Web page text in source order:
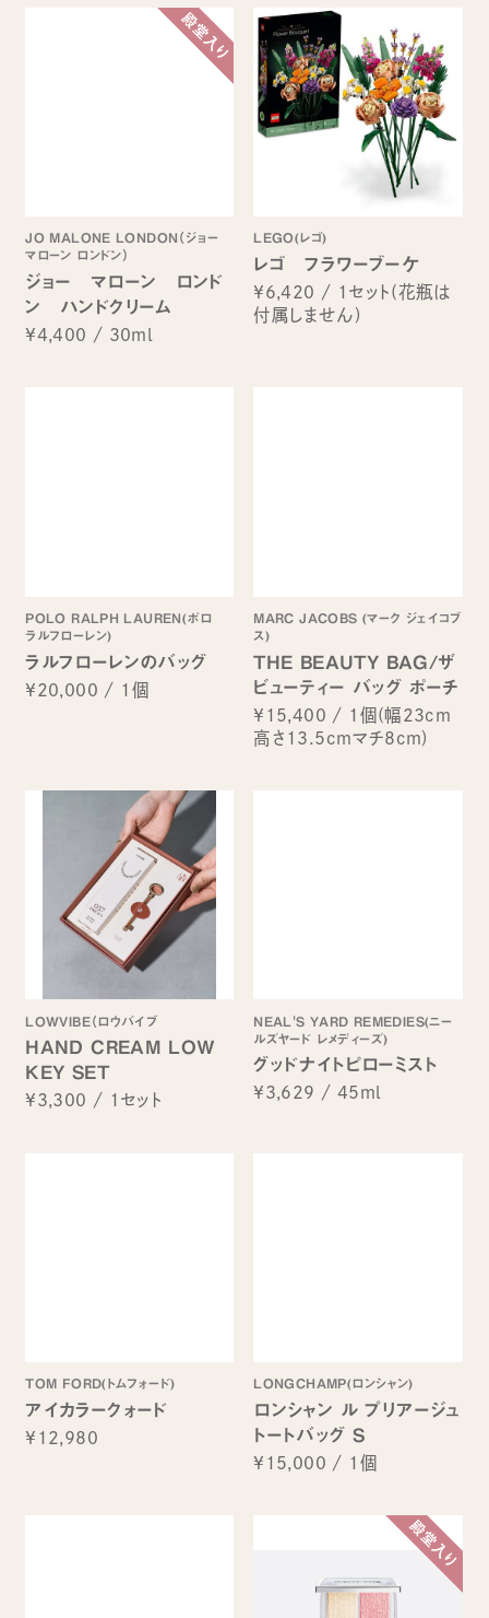
JO MALONE LONDON（ジョー
マローン ロンドン）
ジョー マローン ロンド
ン ハンドクリーム
¥4,400 / 30ml
LEGO(レゴ)
レゴ フラワーブーケ
¥6,420 / 1セット(花瓶は
付属しません)
POLO RALPH LAUREN(ポロ
ラルフローレン)
ラルフローレンのバッグ
¥20,000 / 1個
MARC JACOBS (マーク ジェイコブ
ス)
THE BEAUTY BAG/ザ
ビューティー バッグ ポーチ
¥15,400 / 1個(幅23cm
高さ13.5cmマチ8cm)
LOWVIBE（ロウバイブ
HAND CREAM LOW
KEY SET
¥3,300 / 1セット
NEAL'S YARD REMEDIES(ニー
ルズヤード レメディーズ)
グッドナイトピローミスト
¥3,629 / 45ml
TOM FORD(トムフォード)
アイカラークォード
¥12,980
LONGCHAMP(ロンシャン)
ロンシャン ル プリアージュ
トートバッグ S
¥15,000 / 1個